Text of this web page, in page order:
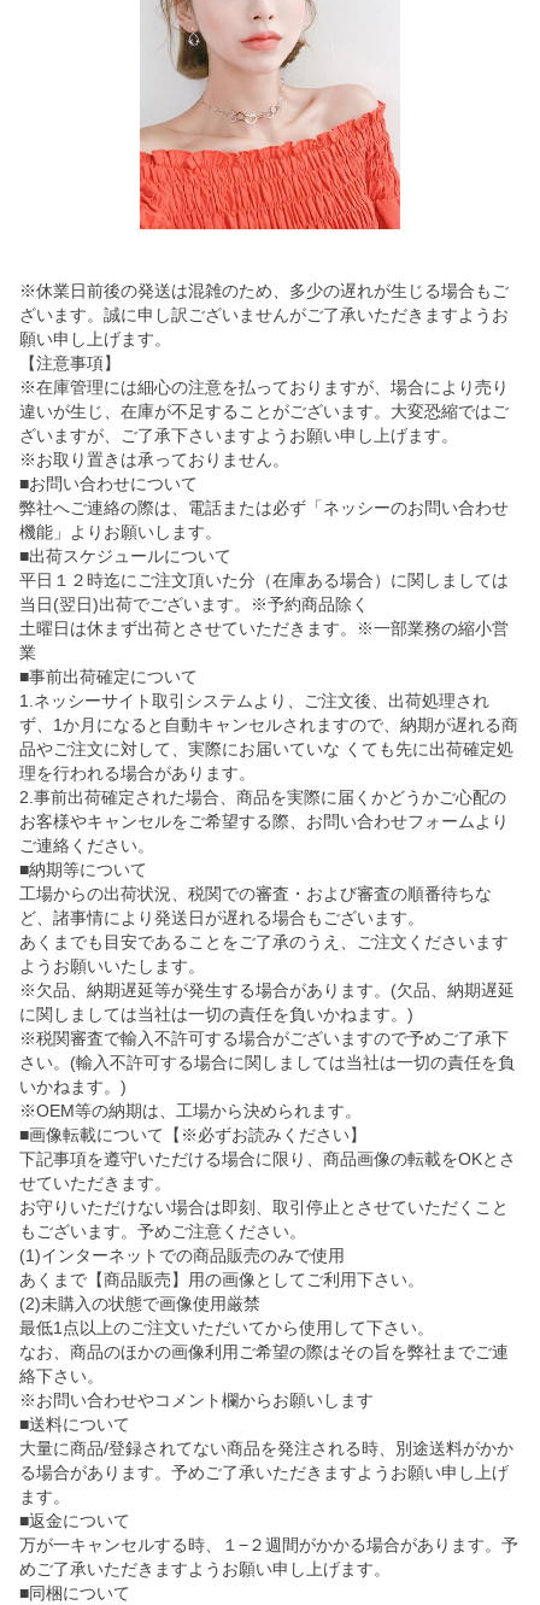
※休業日前後の発送は混雑のため、多少の遅れが生じる場合もご
ざいます。誠に申し訳ございませんがご了承いただきますようお
願い申し上げます。
【注意事項】
※在庫管理には細心の注意を払っておりますが、場合により売り
違いが生じ、在庫が不足することがございます。大変恐縮ではご
ざいますが、ご了承下さいますようお願い申し上げます。
※お取り置きは承っておりません。
■お問い合わせについて
弊社へご連絡の際は、電話または必ず「ネッシーのお問い合わせ
機能」よりお願いします。
■出荷スケジュールについて
平日１２時迄にご注文頂いた分（在庫ある場合）に関しましては
当日(翌日)出荷でございます。※予約商品除く
土曜日は休まず出荷とさせていただきます。※一部業務の縮小営
業
■事前出荷確定について
1.ネッシーサイト取引システムより、ご注文後、出荷処理され
ず、1か月になると自動キャンセルされますので、納期が遅れる商
品やご注文に対して、実際にお届いていな くても先に出荷確定処
理を行われる場合があります。
2.事前出荷確定された場合、商品を実際に届くかどうかご心配の
お客様やキャンセルをご希望する際、お問い合わせフォームより
ご連絡ください。
■納期等について
工場からの出荷状況、税関での審査・および審査の順番待ちな
ど、諸事情により発送日が遅れる場合もございます。
あくまでも目安であることをご了承のうえ、ご注文くださいます
ようお願いいたします。
※欠品、納期遅延等が発生する場合があります。(欠品、納期遅延
に関しましては当社は一切の責任を負いかねます。)
※税関審査で輸入不許可する場合がございますので予めご了承下
さい。(輸入不許可する場合に関しましては当社は一切の責任を負
いかねます。)
※OEM等の納期は、工場から決められます。
■画像転載について【※必ずお読みください】
下記事項を遵守いただける場合に限り、商品画像の転載をOKとさ
せていただきます。
お守りいただけない場合は即刻、取引停止とさせていただくこと
もございます。予めご注意ください。
(1)インターネットでの商品販売のみで使用
あくまで【商品販売】用の画像としてご利用下さい。
(2)未購入の状態で画像使用厳禁
最低1点以上のご注文いただいてから使用して下さい。
なお、商品のほかの画像利用ご希望の際はその旨を弊社までご連
絡下さい。
※お問い合わせやコメント欄からお願いします
■送料について
大量に商品/登録されてない商品を発注される時、別途送料がかか
る場合があります。予めご了承いただきますようお願い申し上げ
ます。
■返金について
万が一キャンセルする時、１−２週間がかかる場合があります。予
めご了承いただきますようお願い申し上げます。
■同梱について